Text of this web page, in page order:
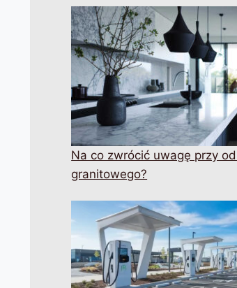
Na co zwrócić uwagę przy
granitowego?